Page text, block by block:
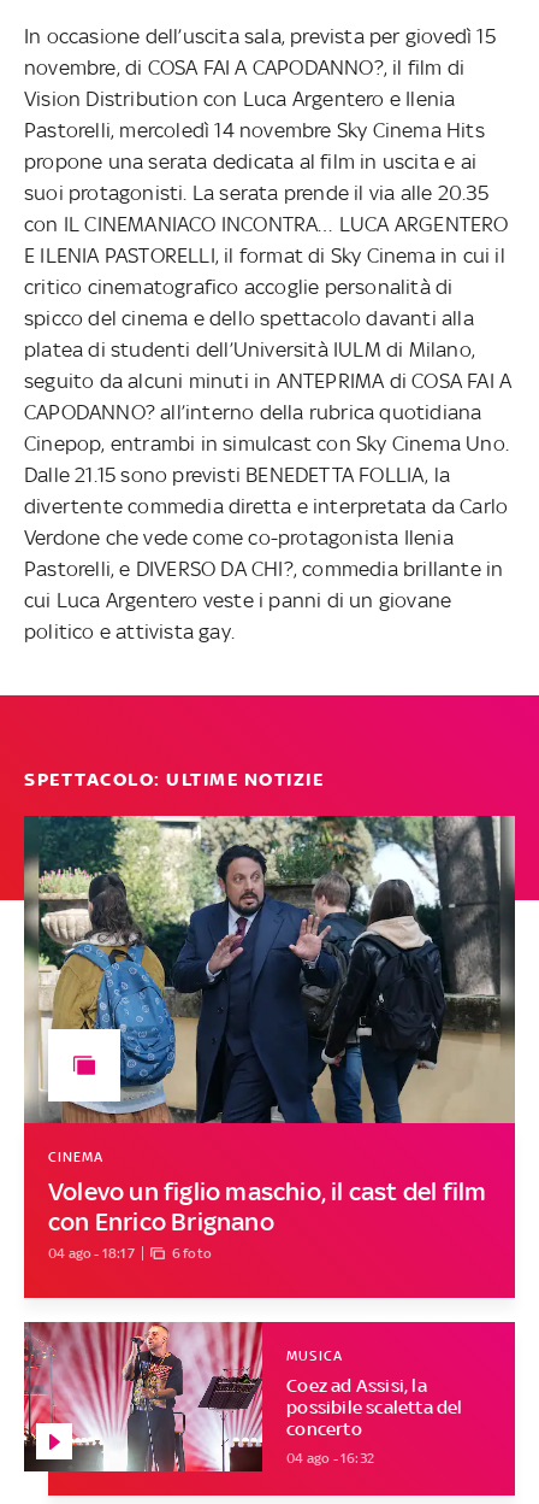
In occasione dell’uscita sala, prevista per giovedì 15
novembre, di COSA FAI A CAPODANNO?, il film di
Vision Distribution con Luca Argentero e Ilenia
Pastorelli, mercoledì 14 novembre Sky Cinema Hits
propone una serata dedicata al film in uscita e ai
suoi protagonisti. La serata prende il via alle 20.35
con IL CINEMANIACO INCONTRA… LUCA ARGENTERO
E ILENIA PASTORELLI, il format di Sky Cinema in cui il
critico cinematografico accoglie personalità di
spicco del cinema e dello spettacolo davanti alla
platea di studenti dell’Università IULM di Milano,
seguito da alcuni minuti in ANTEPRIMA di COSA FAI A
CAPODANNO? all’interno della rubrica quotidiana
Cinepop, entrambi in simulcast con Sky Cinema Uno.
Dalle 21.15 sono previsti BENEDETTA FOLLIA, la
divertente commedia diretta e interpretata da Carlo
Verdone che vede come co-protagonista Ilenia
Pastorelli, e DIVERSO DA CHI?, commedia brillante in
cui Luca Argentero veste i panni di un giovane
politico e attivista gay.
SPETTACOLO: ULTIME NOTIZIE
Volevo un figlio maschio, il cast del film
con Enrico Brignano
CINEMA
04 ago - 18:17 6 foto
Coez ad Assisi, la
possibile scaletta del
concerto
MUSICA
04 ago - 16:32